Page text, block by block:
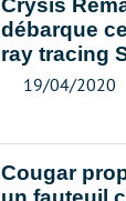
Crysis
débarque
ray tracing
19/04/2020
Cougar